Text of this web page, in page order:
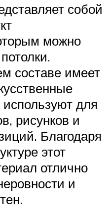
собой
можно
составе имеет
для
рисунков и
Благодаря
этот
отлично
и